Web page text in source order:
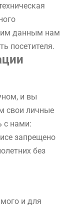
данным нам
посетителя.
и вы
свои личные
с нами:
запрещено
без
и для